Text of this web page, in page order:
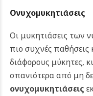
Ονυχοµυκητιάσεις
Οι μυκητιάσεις των
πιο συχνές
διάφορους μύκητες,
σπανιότερα από μη
ονυχομυκητιάσεις